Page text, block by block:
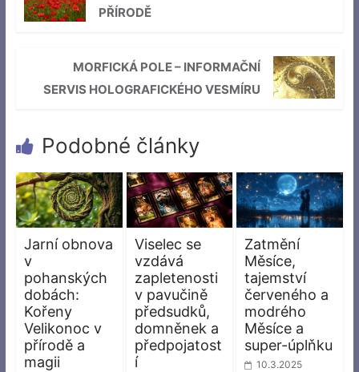
PŘÍRODĚ
MORFICKÁ POLE – INFORMAČNÍ
SERVIS HOLOGRAFICKÉHO VESMÍRU
Podobné články
Jarní obnova
v
pohanských
dobách:
Kořeny
Velikonoc v
přírodě a
magii
Viselec se
vzdává
zapletenosti
v pavučině
předsudků,
domněnek a
předpojatost
í
Zatmění
Měsíce,
tajemství
červeného a
modrého
Měsíce a
super-úplňku
10.3.2025